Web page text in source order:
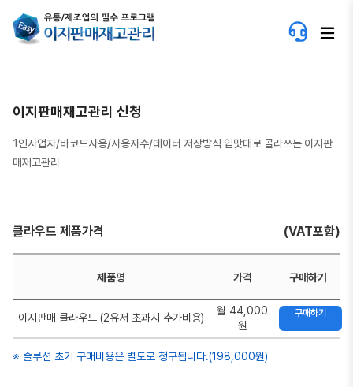
이지판매재고관리 신청
1인사업자/바코드사용/사용자수/데이터 저장방식 입맛대로 골라쓰는 이지판
매재고관리
클라우드 제품가격 (VAT포함)
제품명 가격 구매하기
이지판매 클라우드 (2유저 초과시 추가비용)
월 44,000
원
구매하기
※ 솔루션 초기 구매비용은 별도로 청구됩니다.(198,000원)